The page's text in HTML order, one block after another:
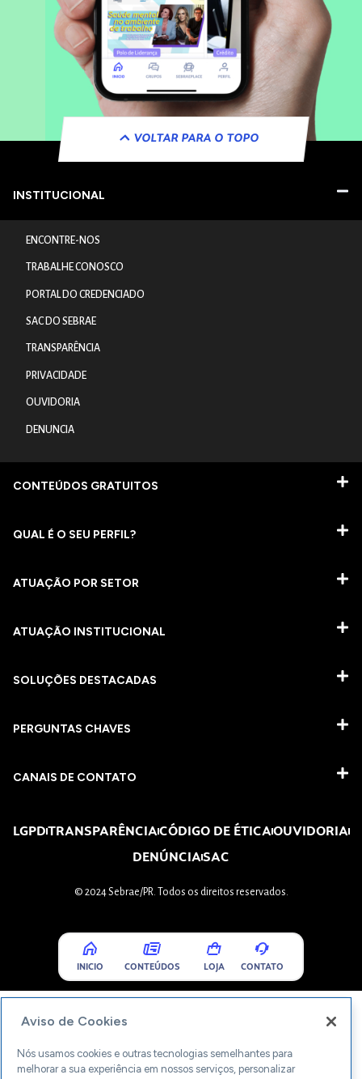
VOLTAR PARA O TOPO
INSTITUCIONAL
ENCONTRE-NOS
TRABALHE CONOSCO
PORTAL DO CREDENCIADO
SAC DO SEBRAE
TRANSPARÊNCIA
PRIVACIDADE
OUVIDORIA
DENUNCIA
CONTEÚDOS GRATUITOS
QUAL É O SEU PERFIL?
ATUAÇÃO POR SETOR
ATUAÇÃO INSTITUCIONAL
SOLUÇÕES DESTACADAS
PERGUNTAS CHAVES​
CANAIS DE CONTATO
LGPDTRANSPARÊNCIACÓDIGO DE ÉTICAOUVIDORIA
DENÚNCIASAC
© 2024 Sebrae/PR. Todos os direitos reservados.
INICIO CONTEÚDOS LOJA CONTATO
Aviso de Cookies
Nós usamos cookies e outras tecnologias semelhantes para
melhorar a sua experiência em nossos serviços, personalizar